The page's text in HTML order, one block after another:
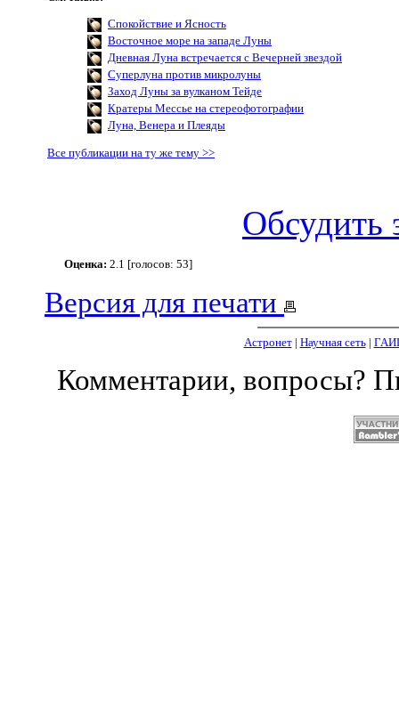
Спокойствие и Ясность
Восточное море на западе Луны
Дневная Луна встречается с Вечерней звездой
Суперлуна против микролуны
Заход Луны за вулканом Тейде
Кратеры Мессье на стереофотографии
Луна, Венера и Плеяды
Все публикации на ту же тему >>
Обсудить
Оценка: 2.1 [голосов: 53]
Версия для печати
Астронет| Научная сеть|
Комментарии, вопросы?